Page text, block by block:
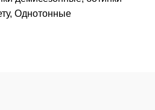
, Однотонные